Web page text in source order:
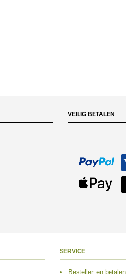
VEILIG BETALEN
SERVICE
Bestellen en betalen